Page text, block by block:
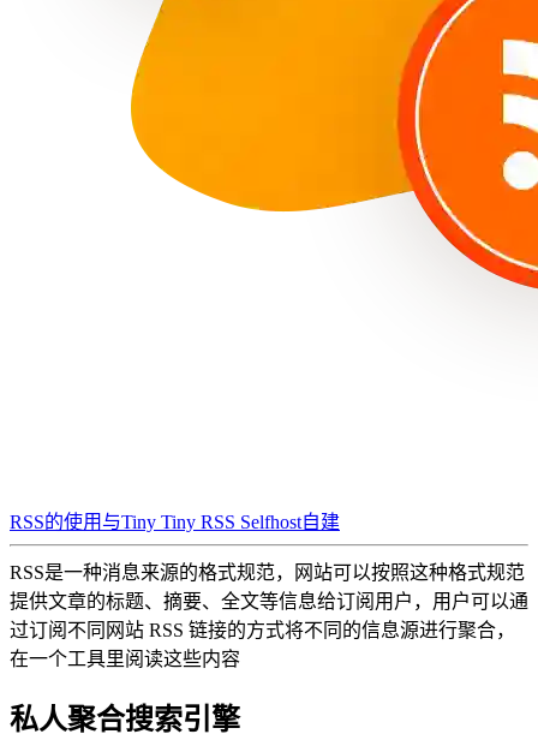
RSS的使用与Tiny Tiny RSS Selfhost自建
RSS是一种消息来源的格式规范，网站可以按照这种格式规范
提供文章的标题、摘要、全文等信息给订阅用户，用户可以通
过订阅不同网站 RSS 链接的方式将不同的信息源进行聚合，
在一个工具里阅读这些内容
私人聚合搜索引擎